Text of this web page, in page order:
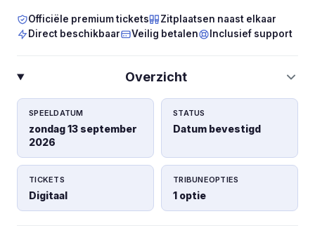
Officiële premium tickets
Zitplaatsen naast elkaar
Direct beschikbaar
Veilig betalen Inclusief support
Overzicht
SPEELDATUM
zondag 13 september
2026
STATUS
Datum bevestigd
TICKETS
Digitaal
TRIBUNEOPTIES
1 optie